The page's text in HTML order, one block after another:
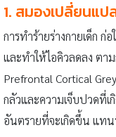
1. สมองเปลี่ยนแป
การทำร้ายร่างกายเด็ก ก่
และทำให้ไอคิวลดลง ต
Prefrontal Cortical
กลัวและความเจ็บปวดที่
อันตรายที่จะเกิดขึ้น แทน